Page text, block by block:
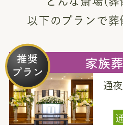
以下のプランで葬
推奨
プラン
家族
通